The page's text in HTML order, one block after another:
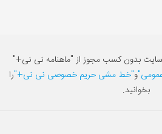
سایت بدون کسب مجوز از "ماهنامه نی نی+"
و"خط مشی حریم خصوصی نی نی+"را
بخوانید.